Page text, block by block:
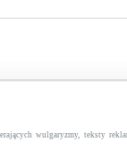
wulgaryzmy, teksty